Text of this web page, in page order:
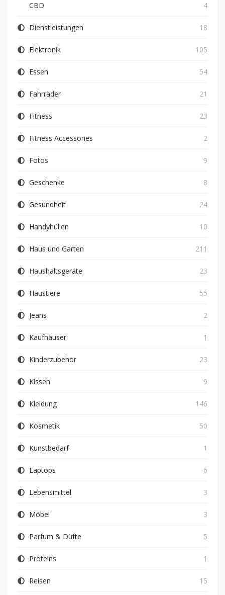
CBD 4
Dienstleistungen 18
Elektronik 105
Essen 54
Fahrräder 21
Fitness 23
Fitness Accessories 2
Fotos 9
Geschenke 8
Gesundheit 24
Handyhüllen 10
Haus und Garten 211
Haushaltsgeräte 23
Haustiere 55
Jeans 2
Kaufhäuser 1
Kinderzubehör 23
Kissen 9
Kleidung 146
Kosmetik 50
Kunstbedarf 1
Laptops 6
Lebensmittel 3
Möbel 3
Parfum & Düfte 5
Proteins 1
Reisen 15